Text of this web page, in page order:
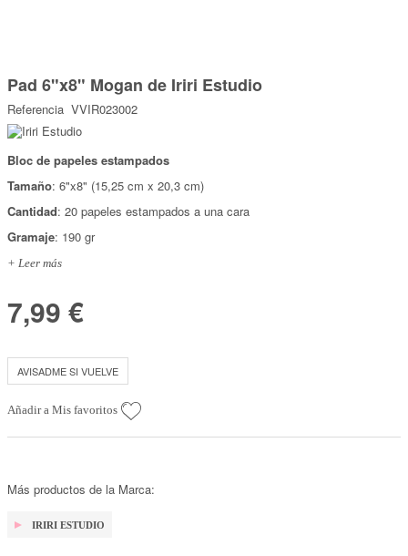
Top Ventas
Temática
Somos Kimidori
comienzo
de
la
galería
de
imágenes
Pad 6"x8" Mogan de Iriri Estudio
Referencia VVIR023002
Bloc de papeles estampados
Tamaño: 6"x8" (15,25 cm x 20,3 cm)
Cantidad: 20 papeles estampados a una cara
Gramaje: 190 gr
+ Leer más
7,99 €
AVISADME SI VUELVE
Añadir a Mis favoritos
Más productos de la Marca:
IRIRI ESTUDIO